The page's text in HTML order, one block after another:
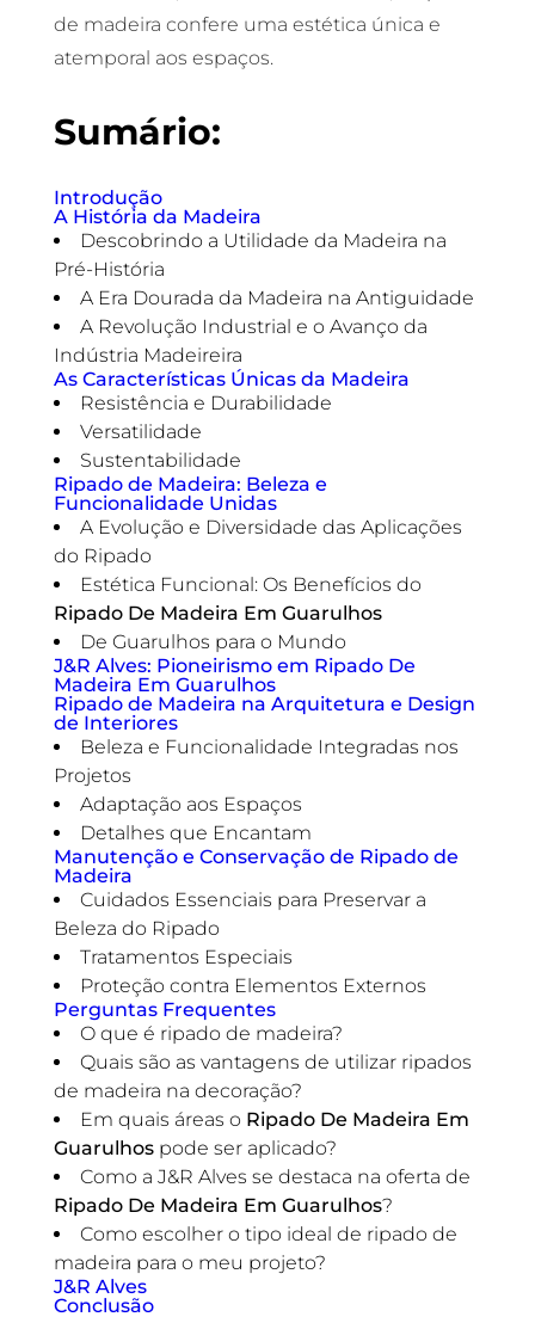
de madeira confere uma estética única e
atemporal aos espaços.
Sumário:
Introdução
A História da Madeira
Descobrindo a Utilidade da Madeira na
Pré-História
A Era Dourada da Madeira na Antiguidade
A Revolução Industrial e o Avanço da
Indústria Madeireira
As Características Únicas da Madeira
Resistência e Durabilidade
Versatilidade
Sustentabilidade
Ripado de Madeira: Beleza e
Funcionalidade Unidas
A Evolução e Diversidade das Aplicações
do Ripado
Estética Funcional: Os Benefícios do
Ripado De Madeira Em Guarulhos
De Guarulhos para o Mundo
J&R Alves: Pioneirismo em Ripado De
Madeira Em Guarulhos
Ripado de Madeira na Arquitetura e Design
de Interiores
Beleza e Funcionalidade Integradas nos
Projetos
Adaptação aos Espaços
Detalhes que Encantam
Manutenção e Conservação de Ripado de
Madeira
Cuidados Essenciais para Preservar a
Beleza do Ripado
Tratamentos Especiais
Proteção contra Elementos Externos
Perguntas Frequentes
O que é ripado de madeira?
Quais são as vantagens de utilizar ripados
de madeira na decoração?
Em quais áreas o Ripado De Madeira Em
Guarulhospode ser aplicado?
Como a J&R Alves se destaca na oferta de
Ripado De Madeira Em Guarulhos?
Como escolher o tipo ideal de ripado de
madeira para o meu projeto?
J&R Alves
Conclusão